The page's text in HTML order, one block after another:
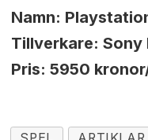
Namn:
Tillverkare:
Pris: 5950